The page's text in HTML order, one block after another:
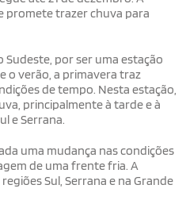
promete trazer chuva para
Sudeste, por ser uma estação
o verão, a primavera traz
de tempo. Nesta estação,
principalmente à tarde e à
e Serrana.
uma mudança nas condições
de uma frente fria. A
Sul, Serrana e na Grande